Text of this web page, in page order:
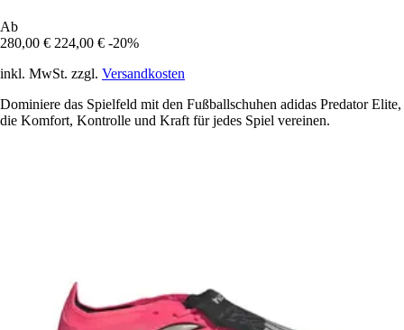
Ab
280,00 € 224,00 € -20%
inkl. MwSt. zzgl. Versandkosten
Dominiere das Spielfeld mit den Fußballschuhen adidas Predator Elite,
die Komfort, Kontrolle und Kraft für jedes Spiel vereinen.